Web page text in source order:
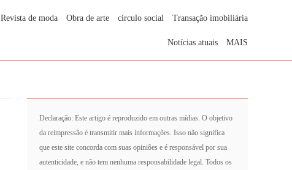
Revista de moda Obra de arte círculo social Transação imobiliária
Notícias atuais MAIS
Declaração: Este artigo é reproduzido em outras mídias. O objetivo
da reimpressão é transmitir mais informações. Isso não significa
que este site concorda com suas opiniões e é responsável por sua
autenticidade, e não tem nenhuma responsabilidade legal. Todos os